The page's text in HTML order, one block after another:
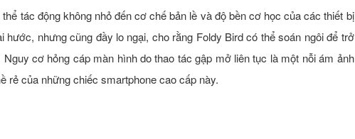
tác động không nhỏ đến cơ chế bản lề và độ bền cơ học của các thiết bị
hước, nhưng cũng đầy lo ngại, cho rằng Foldy Bird có thể soán ngôi để trở
Nguy cơ hỏng cáp màn hình do thao tác gập mở liên tục là một nỗi ám ảnh
rẻ của những chiếc smartphone cao cấp này.